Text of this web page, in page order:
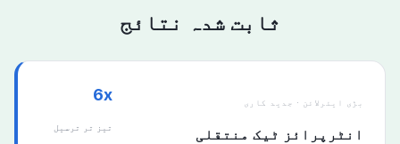
ثابت شدہ نتائج
بڑی ایئرلائن · جدید کاری
انٹرپرائز ٹیک منتقلی
6x
تیز تر ترسیل